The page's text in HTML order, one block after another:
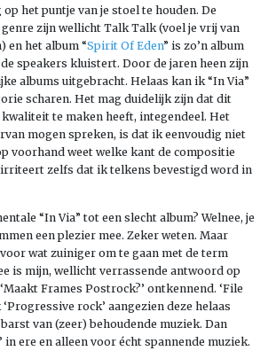
het puntje van je stoel te houden. De
zijn wellicht Talk Talk (voel je vrij van
en het album “Spirit Of Eden” is zo’n album
speakers kluistert. Door de jaren heen zijn
albums uitgebracht. Helaas kan ik “In Via”
scharen. Het mag duidelijk zijn dat dit
te maken heeft, integendeel. Het
mogen spreken, is dat ik eenvoudig niet
voorhand weet welke kant de compositie
irriteert zelfs dat ik telkens bevestigd word in
“In Via” tot een slecht album? Welnee, je
een plezier mee. Zeker weten. Maar
wat zuiniger om te gaan met de term
is mijn, wellicht verrassende antwoord op
Frames Postrock?’ ontkennend. ‘File
rock’ aangezien deze helaas
van (zeer) behoudende muziek. Dan
in ere en alleen voor écht spannende muziek.